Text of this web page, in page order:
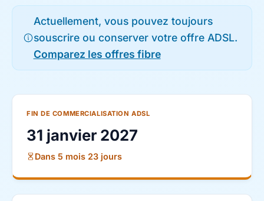
Actuellement, vous pouvez toujours
souscrire ou conserver votre offre ADSL.
Comparez les offres fibre
FIN DE COMMERCIALISATION ADSL
31 janvier 2027
Dans 5 mois 23 jours